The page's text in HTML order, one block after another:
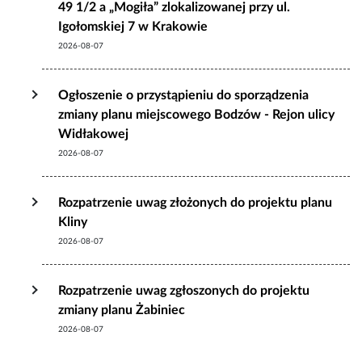
49 1/2 a „Mogiła” zlokalizowanej przy ul.
Igołomskiej 7 w Krakowie
2026-08-07
Ogłoszenie o przystąpieniu do sporządzenia
zmiany planu miejscowego Bodzów - Rejon ulicy
Widłakowej
2026-08-07
Rozpatrzenie uwag złożonych do projektu planu
Kliny
2026-08-07
Rozpatrzenie uwag zgłoszonych do projektu
zmiany planu Żabiniec
2026-08-07